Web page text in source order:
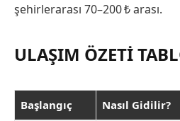
şehirlerarası 70–200 ₺ arası.
ULAŞIM ÖZETI
Başlangıç Nasıl Gidilir?